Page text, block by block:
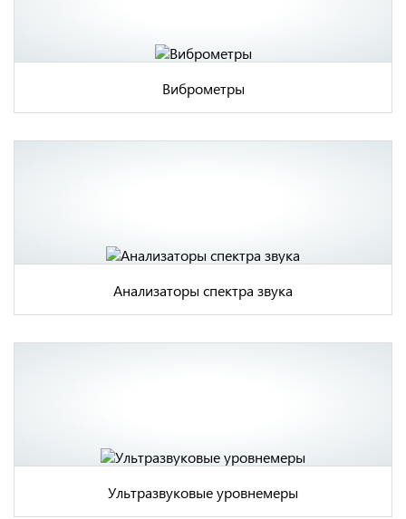
Виброметры
Анализаторы спектра звука
Ультразвуковые уровнемеры